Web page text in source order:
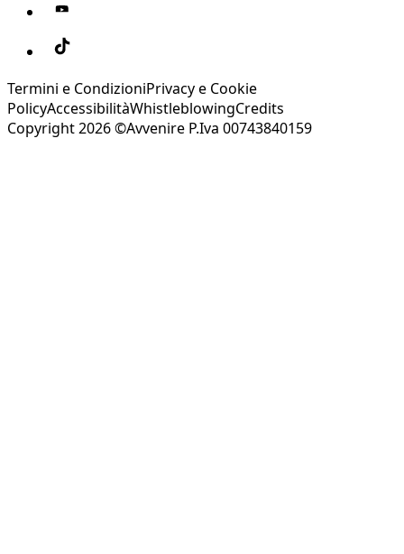
Termini e CondizioniPrivacy e Cookie
PolicyAccessibilitàWhistleblowingCredits
Copyright 2026 ©Avvenire P.Iva 00743840159